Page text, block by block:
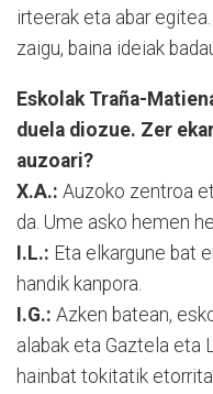
irteerak eta abar
zaigu, baina ideiak
Eskolak Traña-
duela diozue. Zer
auzoari?
X.A.: Auzoko zentroa
da. Ume asko hemen
I.L.: Eta elkargune bat
handik kanpora.
I.G.: Azken batean,
alabak eta Gaztela eta
hainbat tokitatik